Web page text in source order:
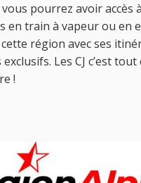
pourrez avoir accès
en train à vapeur ou en
région avec ses
Les CJ c’est
!